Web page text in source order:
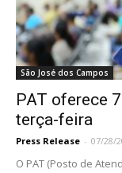
São José dos Campos
PAT oferece
terça-feira
Press Release - 07/28/
O PAT (Posto de